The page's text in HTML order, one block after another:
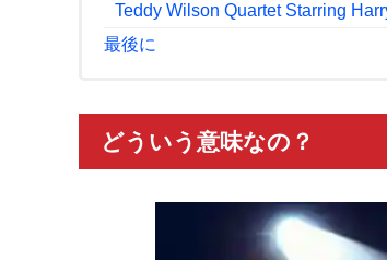
Teddy Wilson Quartet Starring
最後に
どういう意味なの？